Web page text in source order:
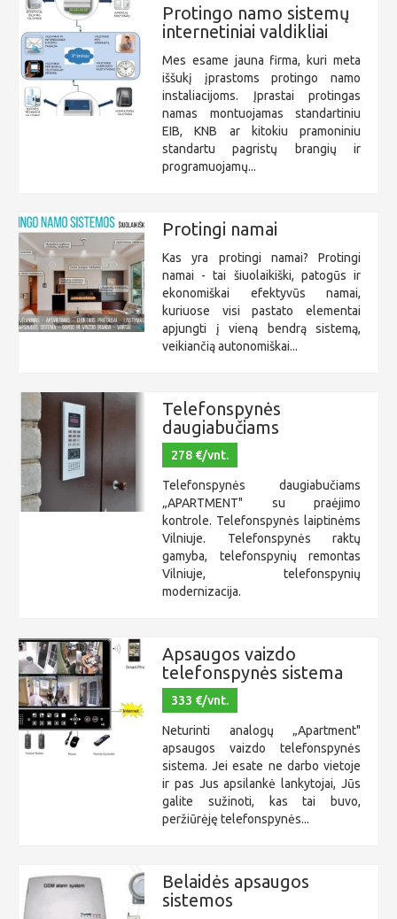
Protingo namo sistemų
internetiniai valdikliai
Mes esame jauna firma, kuri meta
iššukį įprastoms protingo namo
instaliacijoms. Įprastai protingas
namas montuojamas standartiniu
EIB, KNB ar kitokiu pramoniniu
standartu pagristų brangių ir
programuojamų...
Protingi namai
Kas yra protingi namai? Protingi
namai - tai šiuolaikiški, patogūs ir
ekonomiškai efektyvūs namai,
kuriuose visi pastato elementai
apjungti į vieną bendrą sistemą,
veikiančią autonomiškai...
Telefonspynės
daugiabučiams
278 €/vnt.
Telefonspynės daugiabučiams
„APARTMENT" su praėjimo
kontrole. Telefonspynės laiptinėms
Vilniuje. Telefonspynės raktų
gamyba, telefonspynių remontas
Vilniuje, telefonspynių
modernizacija.
Apsaugos vaizdo
telefonspynės sistema
333 €/vnt.
Neturinti analogų „Apartment"
apsaugos vaizdo telefonspynės
sistema. Jei esate ne darbo vietoje
ir pas Jus apsilankė lankytojai, Jūs
galite sužinoti, kas tai buvo,
peržiūrėję telefonspynės...
Belaidės apsaugos
sistemos